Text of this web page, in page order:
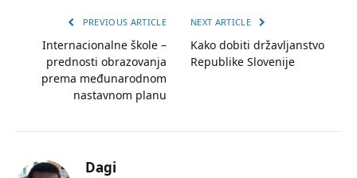
PREVIOUS ARTICLE
Internacionalne škole –
prednosti obrazovanja
prema međunarodnom
nastavnom planu
NEXT ARTICLE
Kako dobiti državljanstvo
Republike Slovenije
Dagi